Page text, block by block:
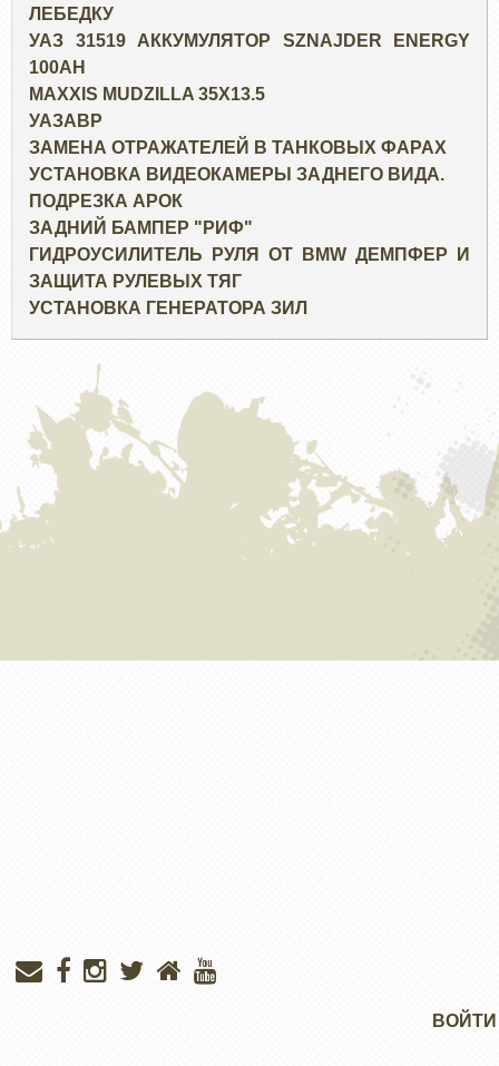
ЛЕБЕДКУ
УАЗ 31519 АККУМУЛЯТОР SZNAJDER ENERGY
100AH
MAXXIS MUDZILLA 35X13.5
УАЗАВР
ЗАМЕНА ОТРАЖАТЕЛЕЙ В ТАНКОВЫХ ФАРАХ
УСТАНОВКА ВИДЕОКАМЕРЫ ЗАДНЕГО ВИДА.
ПОДРЕЗКА АРОК
ЗАДНИЙ БАМПЕР "РИФ"
ГИДРОУСИЛИТЕЛЬ РУЛЯ ОТ BMW ДЕМПФЕР И
ЗАЩИТА РУЛЕВЫХ ТЯГ
УСТАНОВКА ГЕНЕРАТОРА ЗИЛ
ВОЙТИ